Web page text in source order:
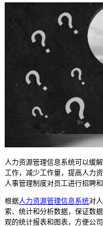
人力资源管理信息系统可以缓
工作，减少工作量，提高人力
人事管理制度对员工进行招聘
根据人力资源管理信息系统对
索、 统计和分析数据，保证数
观的统计报表和图表，方便公